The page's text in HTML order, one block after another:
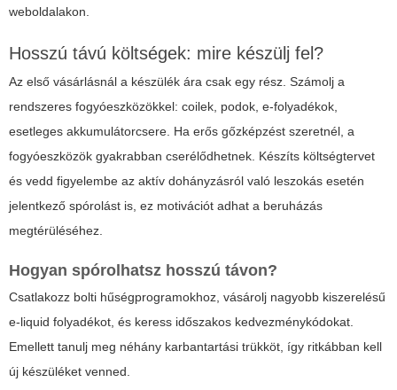
weboldalakon.
Hosszú távú költségek: mire készülj fel?
Az első vásárlásnál a készülék ára csak egy rész. Számolj a
rendszeres fogyóeszközökkel: coilek, podok, e-folyadékok,
esetleges akkumulátorcsere. Ha erős gőzképzést szeretnél, a
fogyóeszközök gyakrabban cserélődhetnek. Készíts költségtervet
és vedd figyelembe az aktív dohányzásról való leszokás esetén
jelentkező spórolást is, ez motivációt adhat a beruházás
megtérüléséhez.
Hogyan spórolhatsz hosszú távon?
Csatlakozz bolti hűségprogramokhoz, vásárolj nagyobb kiszerelésű
e-liquid folyadékot, és keress időszakos kedvezménykódokat.
Emellett tanulj meg néhány karbantartási trükköt, így ritkábban kell
új készüléket venned.